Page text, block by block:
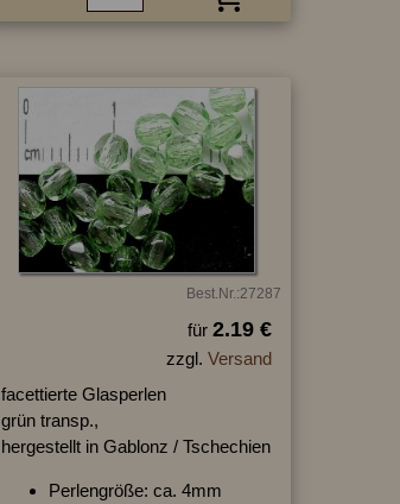
Best.Nr.:27287
für 2.19 €
zzgl. Versand
facettierte Glasperlen
grün transp.,
hergestellt in Gablonz / Tschechien
Perlengröße: ca. 4mm